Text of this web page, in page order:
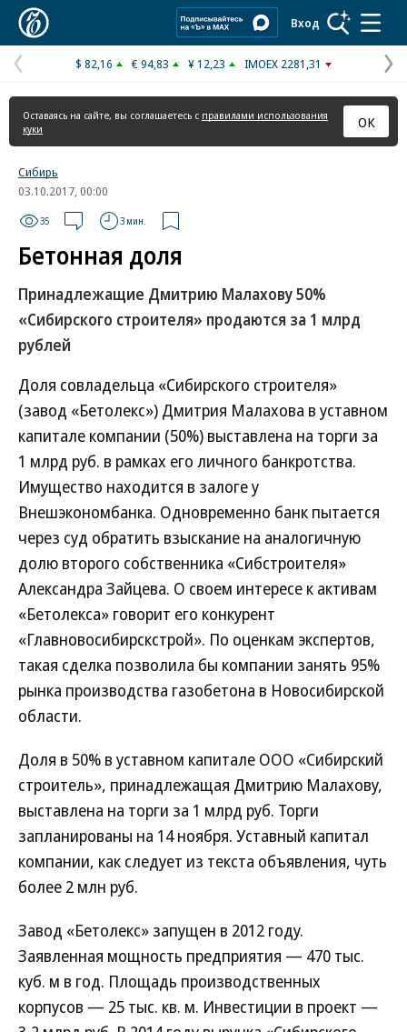
Вход
Предыдущая
страница
$ 82,16 € 94,83 ¥ 12,23 IMOEX 2281,31
Оставаясь на сайте, вы соглашаетесь с правилами использования
куки
ОК
Сибирь
03.10.2017, 00:00
35 3 мин.
Бетонная доля
Принадлежащие Дмитрию Малахову 50%
«Сибирского строителя» продаются за 1 млрд
рублей
Доля совладельца «Сибирского строителя»
(завод «Бетолекс») Дмитрия Малахова в уставном
капитале компании (50%) выставлена на торги за
1 млрд руб. в рамках его личного банкротства.
Имущество находится в залоге у
Внешэкономбанка. Одновременно банк пытается
через суд обратить взыскание на аналогичную
долю второго собственника «Сибстроителя»
Александра Зайцева. О своем интересе к активам
«Бетолекса» говорит его конкурент
«Главновосибирскстрой». По оценкам экспертов,
такая сделка позволила бы компании занять 95%
рынка производства газобетона в Новосибирской
области.
Доля в 50% в уставном капитале ООО «Сибирский
строитель», принадлежащая Дмитрию Малахову,
выставлена на торги за 1 млрд руб. Торги
запланированы на 14 ноября. Уставный капитал
компании, как следует из текста объявления, чуть
более 2 млн руб.
Завод «Бетолекс» запущен в 2012 году.
Заявленная мощность предприятия — 470 тыс.
куб. м в год. Площадь производственных
корпусов — 25 тыс. кв. м. Инвестиции в проект —